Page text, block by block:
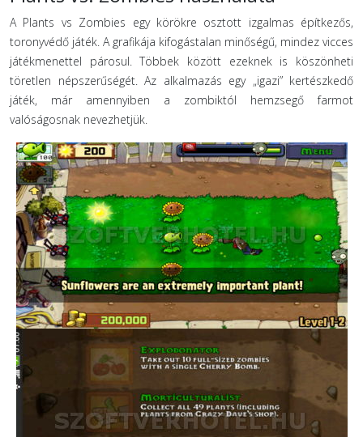
A Plants vs Zombies egy körökre osztott izgalmas építkezős,
toronyvédő játék. A grafikája kifogástalan minőségű, mindez vicces
játékmenettel párosul. Többek között ezeknek is köszönheti
töretlen népszerűségét. Az alkalmazás egy „igazi” kertészkedő
játék, már amennyiben a zombiktól hemzsegő farmot
valóságosnak nevezhetjük.